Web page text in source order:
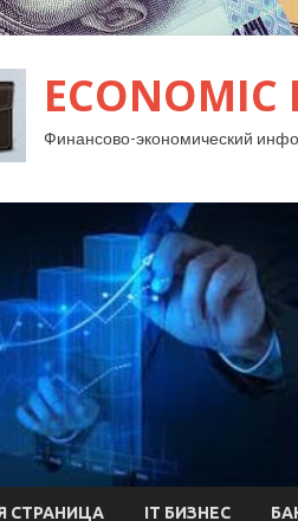
ECONOMIC
Финансово-экономический
СТРАНИЦА IT БИЗНЕС